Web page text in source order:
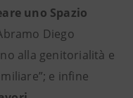
uno Spazio
Diego
alla genitorialità e
e infine